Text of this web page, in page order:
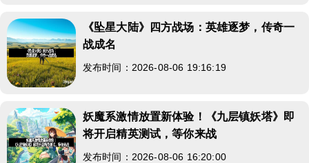
《坠星大陆》四方战场：英雄逐梦，传奇一
战成名
发布时间：2026-08-06 19:16:19
妖魔系激情放置新体验！《九层镇妖塔》即
将开启精英测试，等你来战
发布时间：2026-08-06 16:20:00